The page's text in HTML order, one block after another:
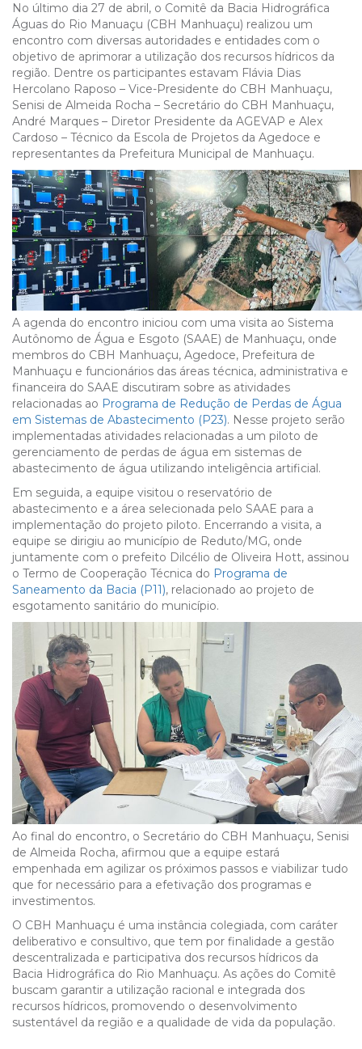
No último dia 27 de abril, o Comitê da Bacia Hidrográfica
Águas do Rio Manuaçu (CBH Manhuaçu) realizou um
encontro com diversas autoridades e entidades com o
objetivo de aprimorar a utilização dos recursos hídricos da
região. Dentre os participantes estavam Flávia Dias
Hercolano Raposo – Vice-Presidente do CBH Manhuaçu,
Senisi de Almeida Rocha – Secretário do CBH Manhuaçu,
André Marques – Diretor Presidente da AGEVAP e Alex
Cardoso – Técnico da Escola de Projetos da Agedoce e
representantes da Prefeitura Municipal de Manhuaçu.
A agenda do encontro iniciou com uma visita ao Sistema
Autônomo de Água e Esgoto (SAAE) de Manhuaçu, onde
membros do CBH Manhuaçu, Agedoce, Prefeitura de
Manhuaçu e funcionários das áreas técnica, administrativa e
financeira do SAAE discutiram sobre as atividades
relacionadas ao Programa de Redução de Perdas de Água
em Sistemas de Abastecimento (P23). Nesse projeto serão
implementadas atividades relacionadas a um piloto de
gerenciamento de perdas de água em sistemas de
abastecimento de água utilizando inteligência artificial.
Em seguida, a equipe visitou o reservatório de
abastecimento e a área selecionada pelo SAAE para a
implementação do projeto piloto. Encerrando a visita, a
equipe se dirigiu ao município de Reduto/MG, onde
juntamente com o prefeito Dilcélio de Oliveira Hott, assinou
o Termo de Cooperação Técnica do Programa de
Saneamento da Bacia (P11), relacionado ao projeto de
esgotamento sanitário do município.
Ao final do encontro, o Secretário do CBH Manhuaçu, Senisi
de Almeida Rocha, afirmou que a equipe estará
empenhada em agilizar os próximos passos e viabilizar tudo
que for necessário para a efetivação dos programas e
investimentos.
O CBH Manhuaçu é uma instância colegiada, com caráter
deliberativo e consultivo, que tem por finalidade a gestão
descentralizada e participativa dos recursos hídricos da
Bacia Hidrográfica do Rio Manhuaçu. As ações do Comitê
buscam garantir a utilização racional e integrada dos
recursos hídricos, promovendo o desenvolvimento
sustentável da região e a qualidade de vida da população.